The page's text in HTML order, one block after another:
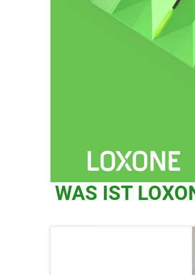
HOME MIT
Wir als Gold Partner von Loxone
WAS IST